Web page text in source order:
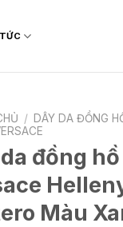
/ DÂY DA ĐỒNG
đồng
Màu